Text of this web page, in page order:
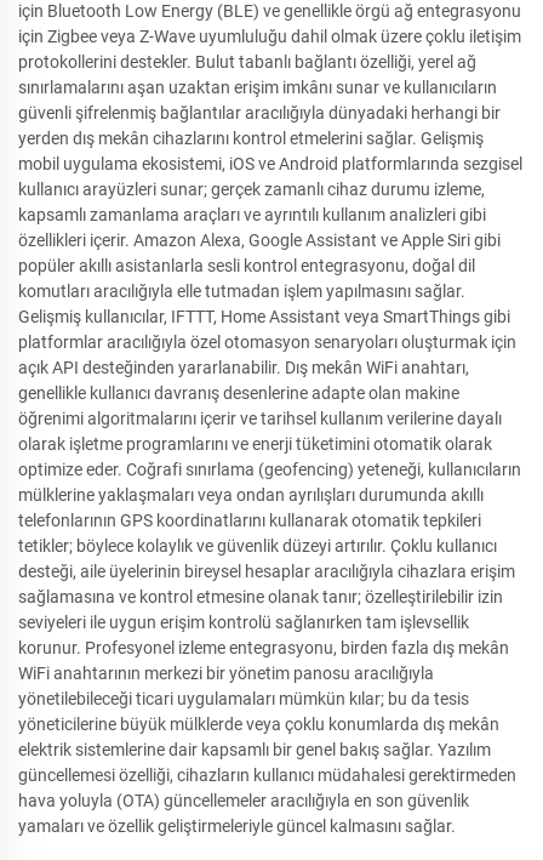
için Bluetooth Low Energy (BLE) ve genellikle örgü ağ entegrasyonu
için Zigbee veya Z-Wave uyumluluğu dahil olmak üzere çoklu iletişim
protokollerini destekler. Bulut tabanlı bağlantı özelliği, yerel ağ
sınırlamalarını aşan uzaktan erişim imkânı sunar ve kullanıcıların
güvenli şifrelenmiş bağlantılar aracılığıyla dünyadaki herhangi bir
yerden dış mekân cihazlarını kontrol etmelerini sağlar. Gelişmiş
mobil uygulama ekosistemi, iOS ve Android platformlarında sezgisel
kullanıcı arayüzleri sunar; gerçek zamanlı cihaz durumu izleme,
kapsamlı zamanlama araçları ve ayrıntılı kullanım analizleri gibi
özellikleri içerir. Amazon Alexa, Google Assistant ve Apple Siri gibi
popüler akıllı asistanlarla sesli kontrol entegrasyonu, doğal dil
komutları aracılığıyla elle tutmadan işlem yapılmasını sağlar.
Gelişmiş kullanıcılar, IFTTT, Home Assistant veya SmartThings gibi
platformlar aracılığıyla özel otomasyon senaryoları oluşturmak için
açık API desteğinden yararlanabilir. Dış mekân WiFi anahtarı,
genellikle kullanıcı davranış desenlerine adapte olan makine
öğrenimi algoritmalarını içerir ve tarihsel kullanım verilerine dayalı
olarak işletme programlarını ve enerji tüketimini otomatik olarak
optimize eder. Coğrafi sınırlama (geofencing) yeteneği, kullanıcıların
mülklerine yaklaşmaları veya ondan ayrılışları durumunda akıllı
telefonlarının GPS koordinatlarını kullanarak otomatik tepkileri
tetikler; böylece kolaylık ve güvenlik düzeyi artırılır. Çoklu kullanıcı
desteği, aile üyelerinin bireysel hesaplar aracılığıyla cihazlara erişim
sağlamasına ve kontrol etmesine olanak tanır; özelleştirilebilir izin
seviyeleri ile uygun erişim kontrolü sağlanırken tam işlevsellik
korunur. Profesyonel izleme entegrasyonu, birden fazla dış mekân
WiFi anahtarının merkezi bir yönetim panosu aracılığıyla
yönetilebileceği ticari uygulamaları mümkün kılar; bu da tesis
yöneticilerine büyük mülklerde veya çoklu konumlarda dış mekân
elektrik sistemlerine dair kapsamlı bir genel bakış sağlar. Yazılım
güncellemesi özelliği, cihazların kullanıcı müdahalesi gerektirmeden
hava yoluyla (OTA) güncellemeler aracılığıyla en son güvenlik
yamaları ve özellik geliştirmeleriyle güncel kalmasını sağlar.